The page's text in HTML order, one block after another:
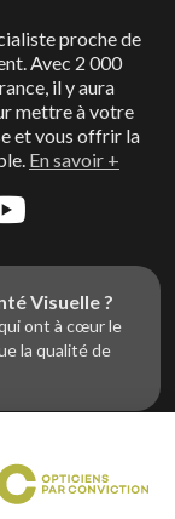
proche de
Avec 2 000
il y aura
mettre à votre
et vous offrir la
En savoir +
Visuelle ?
ont à cœur le
la qualité de
la vue et
?